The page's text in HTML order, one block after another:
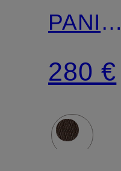
PANIER
SMALL
280 €